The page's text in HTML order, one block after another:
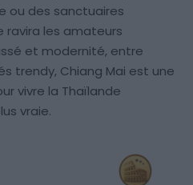
ou des sanctuaires
ravira les amateurs
et modernité, entre
trendy, Chiang Mai est une
vivre la Thaïlande
vraie.